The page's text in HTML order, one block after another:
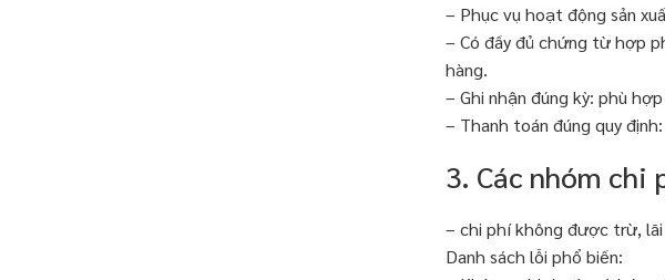
– Phục vụ hoạt động sản
– Có đầy đủ chứng từ hợp
hàng.
– Ghi nhận đúng kỳ: phù
– Thanh toán đúng quy
3. Các nhóm
– chi phí không được trừ, lãi
Danh sách lỗi phổ biến: